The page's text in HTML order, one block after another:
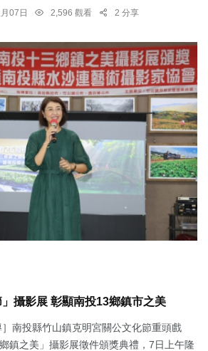
07日 2,596 觀看 2 分享
攝影展 彰顯南投13鄉鎮市之美
］南投縣竹山鎮克明宮關公文化節重頭戲
鎮之美」攝影展徵件頒獎典禮，7日上午隆